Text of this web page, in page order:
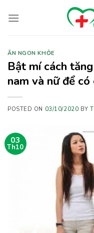
ĂN NGON KHỎE
Bật mí cách
nam và nữ để
POSTED ON 03/10/2020 BY
03
Th10